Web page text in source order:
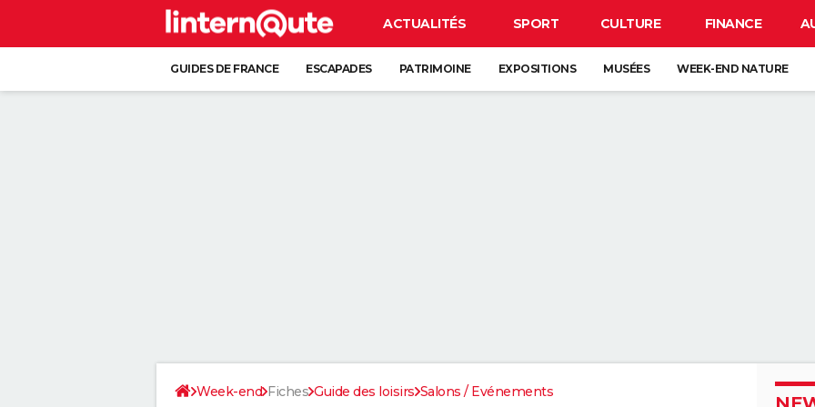
ACTUALITÉS SPORT CULTURE FINANCE
GUIDES DE FRANCE ESCAPADES PATRIMOINE EXPOSITIONS MUSÉES WEEK-END NATURE
Week-end Fiches Guide des loisirs Salons / Evénements